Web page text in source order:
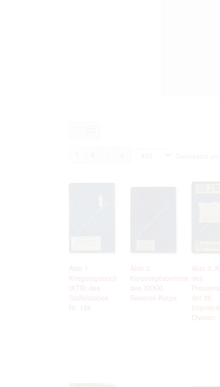
Akte 1.
Kriegstagebuch
(KTB) des
Staffelstabes
Nr. 156
Akte 2.
Korpstagesbefehle
des XXXXI.
Reserve-Korps
Akte 3.
des
der 36.
Division